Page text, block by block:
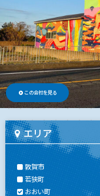
この会社を見る
エリア
敦賀市
若狭町
おおい町